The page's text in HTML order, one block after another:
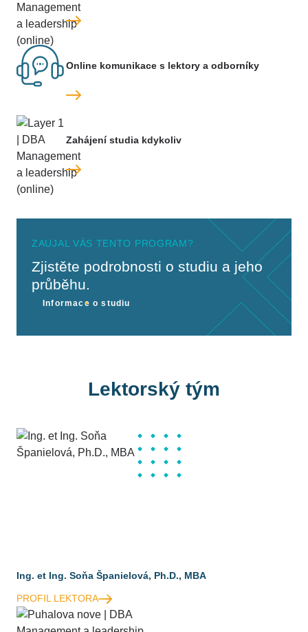
Online komunikace s lektory a odborníky
Zahájení studia kdykoliv
ZAUJAL VÁS TENTO PROGRAM?
Zjistěte podrobnosti o studiu a jeho
průběhu.
Informace o studiu
Lektorský tým
Ing. et Ing. Soňa Španielová, Ph.D., MBA
PROFIL LEKTORA